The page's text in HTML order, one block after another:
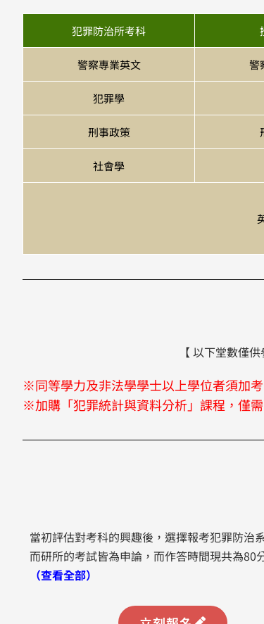
犯罪防治所考科
警察專業英文 警
犯罪學
刑事政策
社會學
【 以下堂數僅
※同等學力及非法學學士以上學位者須加
※加購「犯罪統計與資料分析」課程，僅
當初評估對考科的興趣後，選擇報考犯罪防治
而研所的考試皆為申論，而作答時間現共為
（查看全部）